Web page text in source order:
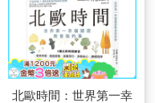
北歐時間：世界第一幸